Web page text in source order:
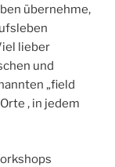
übernehme,
lieber
und
„field
, in jedem